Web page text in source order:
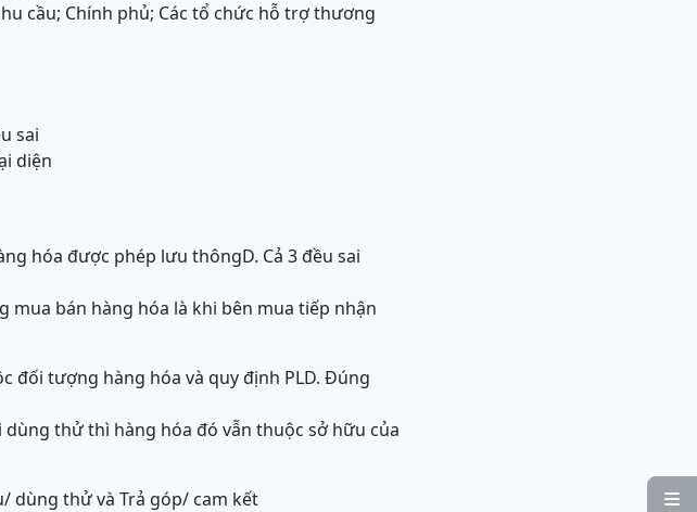

cầu; Chính phủ; Các tổ chức hỗ trợ thương
sai
diện
hóa được phép lưu thôngD. Cả 3 đều sai
bán hàng hóa là khi bên mua tiếp nhận
đối tượng hàng hóa và quy định PLD. Đúng
thử thì hàng hóa đó vẫn thuộc sở hữu của
dùng thử và Trả góp/ cam kết